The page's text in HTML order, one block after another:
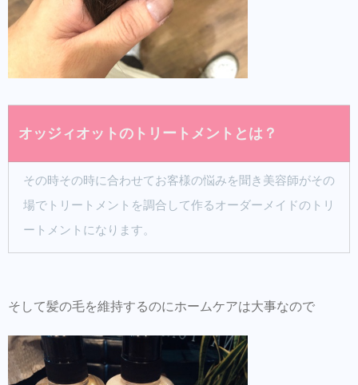
オッジィオットのトリートメントとは？
その時その時に合わせてお客様の悩みを聞き美容師がその
場でトリートメントを調合して作るオーダーメイドのトリ
ートメントになります。
そして髪の毛を維持するのにホームケアは大事なので